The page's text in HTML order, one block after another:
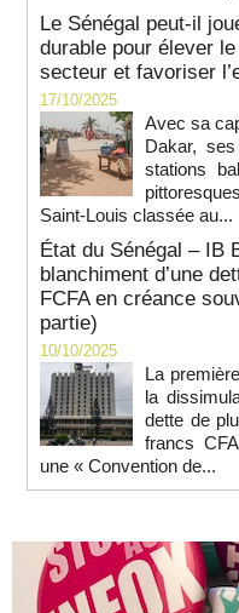
Le Sénégal peut-il
durable pour élever
secteur et favoriser
17/10/2025
Avec sa
Dakar,
stations
Saint-Louis classée au...
État du Sénégal – IB
blanchiment d’une
FCFA en créance
partie)
10/10/2025
La
la
dette de
francs
une « Convention de...